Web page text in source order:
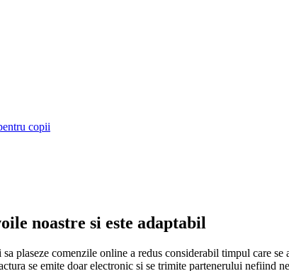
copii
noastre si este adaptabil
plaseze comenzile online a redus considerabil timpul care
se emite doar electronic si se trimite partenerului nefiind